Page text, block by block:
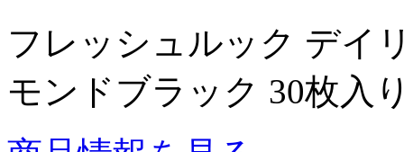
フレッシュルック デイ
モンドブラック 30枚入